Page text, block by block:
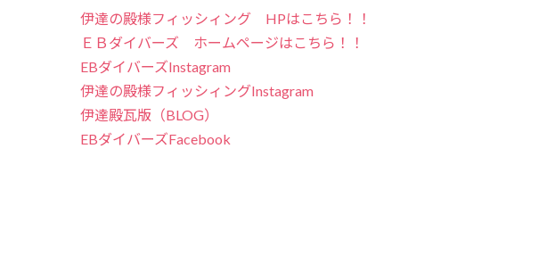
伊達の殿様フィッシィング HPはこちら！！
ＥＢダイバーズ ホームページはこちら！！
EBダイバーズInstagram
伊達の殿様フィッシィングInstagram
伊達殿瓦版（BLOG）
EBダイバーズFacebook